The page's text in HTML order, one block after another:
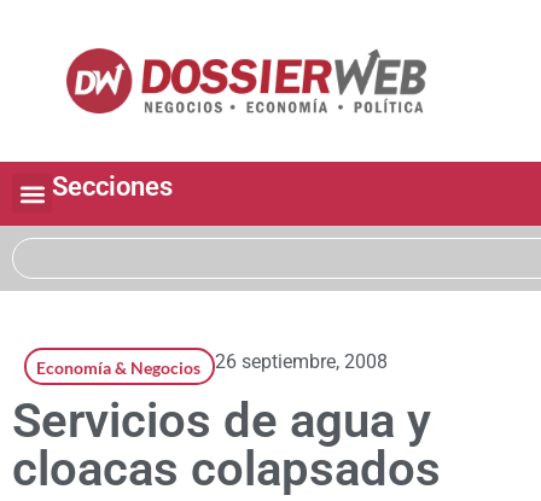
Secciones
Economía & Negocios 26 septiembre, 2008
Servicios de agua y
cloacas colapsados